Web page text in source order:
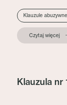
Klauzule abuzywne
Czytaj więcej
Klauzula nr